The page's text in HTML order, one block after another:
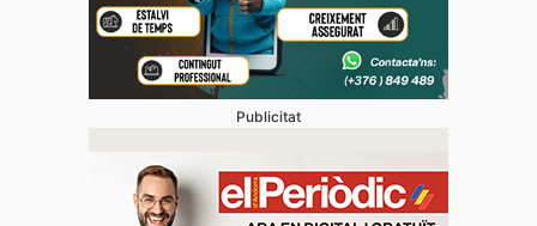
Publicitat